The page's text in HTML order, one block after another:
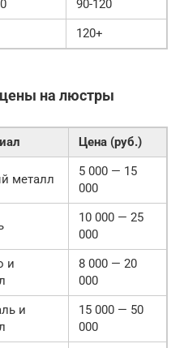
90-120
120+
на люстры
Цена (руб.)
металл
5 000 — 15
000
10 000 — 25
000
и
8 000 — 20
000
и
15 000 — 50
000